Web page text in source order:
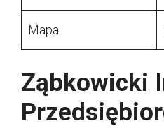
Mapa
Ząbkowicki